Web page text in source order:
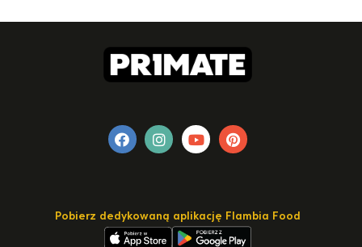
Pobierz dedykowaną aplikację Flambia Food